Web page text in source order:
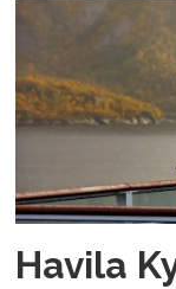
Havila